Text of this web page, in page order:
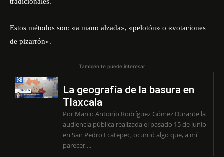
Estos métodos son: «a mano alzada», «pelotón» o «votaciones
de pizarrón».
También te puede interesar
La geografía de la basura en
Tlaxcala
Por Marco Antonio Rodríguez Gómez Durante la
audiencia pública realizada el pasado 15 de junio
en San Pedro Ecatepec, ocurrió algo que, a mí
parecer,...